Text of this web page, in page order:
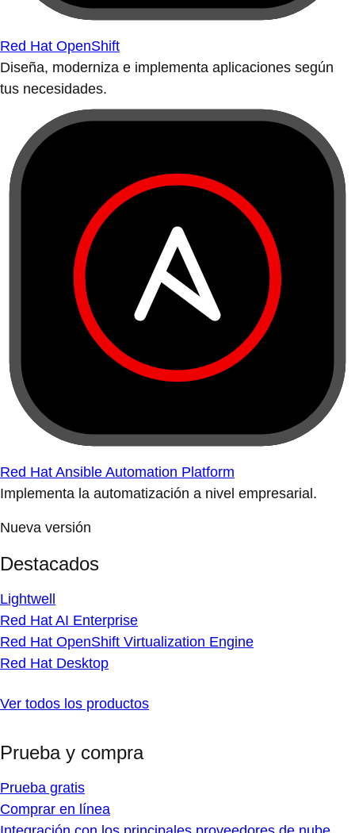
Red Hat OpenShift
Diseña, moderniza e implementa aplicaciones según
tus necesidades.
Red Hat Ansible Automation Platform
Implementa la automatización a nivel empresarial.
Nueva versión
Destacados
Lightwell
Red Hat AI Enterprise
Red Hat OpenShift Virtualization Engine
Red Hat Desktop
Ver todos los productos
Prueba y compra
Prueba gratis
Comprar en línea